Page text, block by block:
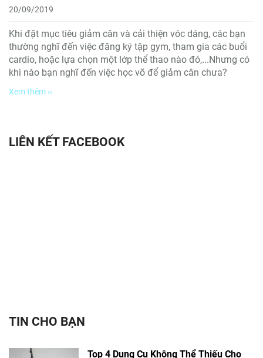
20/09/2019
Khi đặt mục tiêu giảm cân và cải thiện vóc dáng, các bạn
thường nghĩ đến việc đăng ký tập gym, tham gia các buổi
cardio, hoặc lựa chọn một lớp thể thao nào đó,...Nhưng có
khi nào bạn nghĩ đến việc học võ để giảm cân chưa?
Xem thêm ››
LIÊN KẾT FACEBOOK
TIN CHO BẠN
Top 4 Dụng Cụ Không Thể Thiếu Cho